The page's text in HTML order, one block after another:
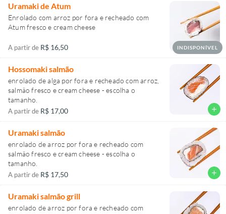
Uramaki de Atum
Enrolado com arroz por fora e recheado com
Atum fresco e cream cheese
A partir de R$ 16,50 INDISPONÍVEL
Hossomaki salmão
enrolado de alga por fora e recheado com arroz,
salmão fresco e cream cheese - escolha o
tamanho.
A partir de R$ 17,00 add
Uramaki salmão
enrolado de arroz por fora e recheado com
salmão fresco e cream cheese - escolha o
tamanho.
A partir de R$ 17,50 add
Uramaki salmão grill
enrolado de arroz por fora e recheado com